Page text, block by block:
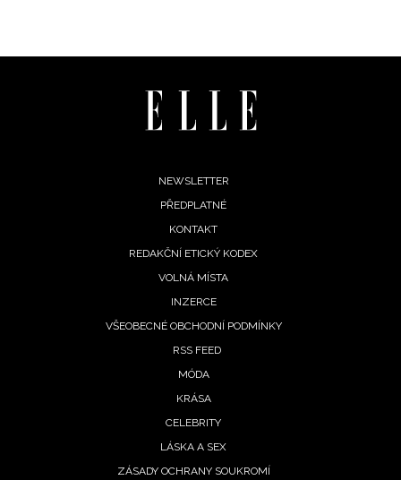
NEWSLETTER
PŘEDPLATNÉ
KONTAKT
REDAKČNÍ ETICKÝ KODEX
VOLNÁ MÍSTA
INZERCE
VŠEOBECNÉ OBCHODNÍ PODMÍNKY
RSS FEED
MÓDA
KRÁSA
CELEBRITY
LÁSKA A SEX
ZÁSADY OCHRANY SOUKROMÍ